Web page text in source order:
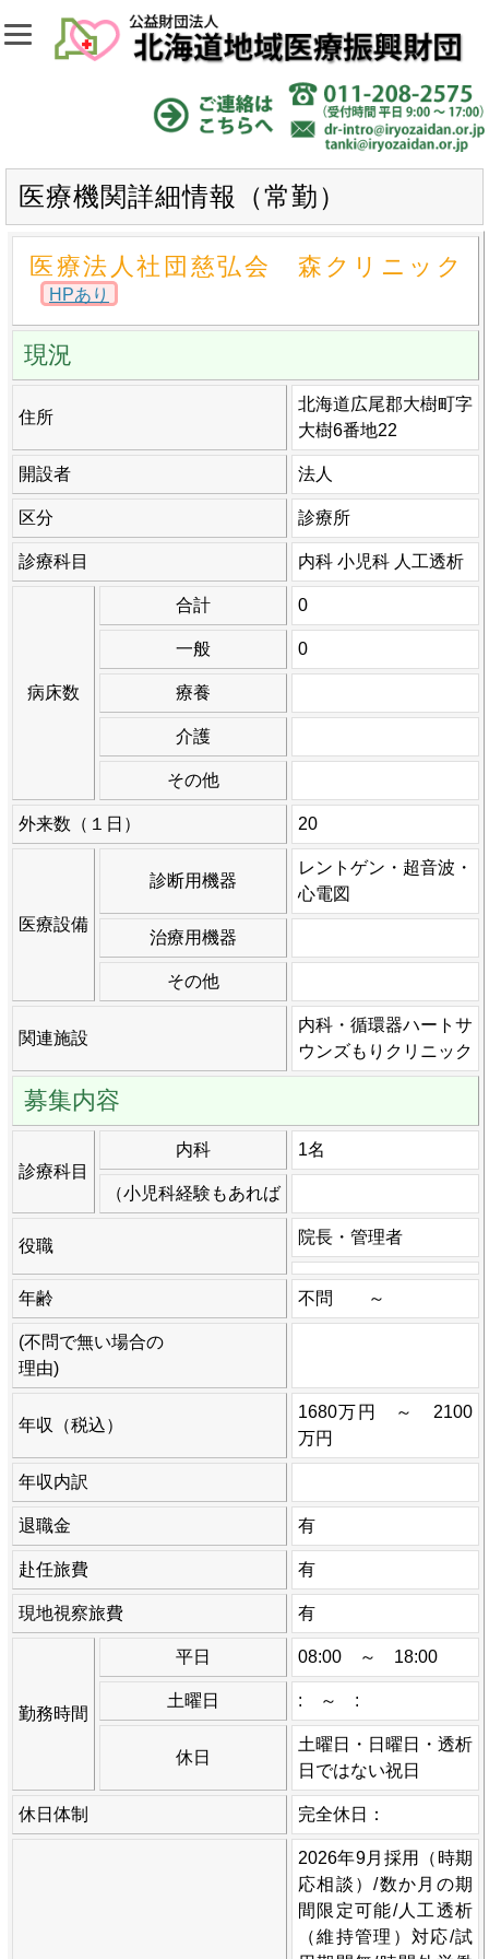
医療機関詳細情報（常勤）
医療法人社団慈弘会 森クリニック
HPあり
現況
住所
北海道広尾郡大樹町字
大樹6番地22
開設者 法人
区分 診療所
診療科目 内科 小児科 人工透析
病床数
合計 0
一般 0
療養
介護
その他
外来数（１日） 20
医療設備
診断用機器
レントゲン・超音波・
心電図
治療用機器
その他
関連施設
内科・循環器ハートサ
ウンズもりクリニック
募集内容
診療科目
内科 1名
（小児科経験もあれば
役職 院長・管理者
年齢 不問 ～
(不問で無い場合の
理由)
年収（税込）
1680万円 ～ 2100
万円
年収内訳
退職金 有
赴任旅費 有
現地視察旅費 有
勤務時間
平日 08:00 ～ 18:00
土曜日 : ～ :
休日
土曜日・日曜日・透析
日ではない祝日
休日体制 完全休日：
2026年9月採用（時期
応相談）/数か月の期
間限定可能/人工透析
（維持管理）対応/試